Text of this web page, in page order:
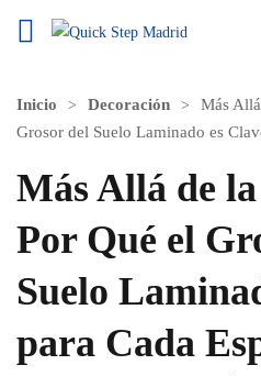
Inicio Decoración
Más
Grosor del Suelo Laminado es
Más Allá de
Por Qué el
Suelo
para Cada